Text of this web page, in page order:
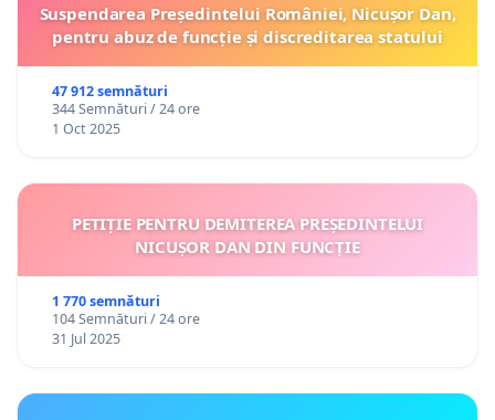
Suspendarea Președintelui României, Nicușor Dan,
pentru abuz de funcție și discreditarea statului
47 912 semnături
344 Semnături / 24 ore
1 Oct 2025
PETIȚIE PENTRU DEMITEREA PREȘEDINTELUI
NICUȘOR DAN DIN FUNCȚIE
1 770 semnături
104 Semnături / 24 ore
31 Jul 2025